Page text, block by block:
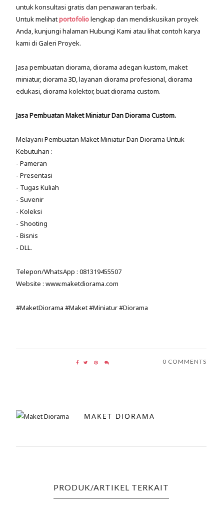
untuk konsultasi gratis dan penawaran terbaik.
Untuk melihatportofoliolengkap dan mendiskusikan proyek
Anda, kunjungi halaman Hubungi Kami atau lihat contoh karya
kami di Galeri Proyek.
Jasa pembuatan diorama, diorama adegan kustom, maket
miniatur, diorama 3D, layanan diorama profesional, diorama
edukasi, diorama kolektor, buat diorama custom.
Jasa Pembuatan Maket Miniatur Dan Diorama Custom.
Melayani Pembuatan Maket Miniatur Dan Diorama Untuk
Kebutuhan :
- Pameran
- Presentasi
- Tugas Kuliah
- Suvenir
- Koleksi
- Shooting
- Bisnis
- DLL.
Telepon/WhatsApp : 081319455507
Website : www.maketdiorama.com
#MaketDiorama #Maket #Miniatur #Diorama
0 COMMENTS
MAKET DIORAMA
PRODUK/ARTIKEL TERKAIT